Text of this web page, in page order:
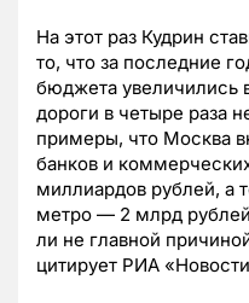
На этот раз Кудрин
то, что за последние
бюджета увеличились
дороги в четыре раза
примеры, что Москва
банков и
миллиардов рублей, а
метро — 2 млрд
ли не главной
цитирует РИА